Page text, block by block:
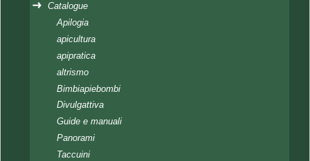
Catalogue
Apilogia
apicultura
apipratica
altrismo
Bimbiapiebombi
Divulgattiva
Guide e manuali
Panorami
Taccuini